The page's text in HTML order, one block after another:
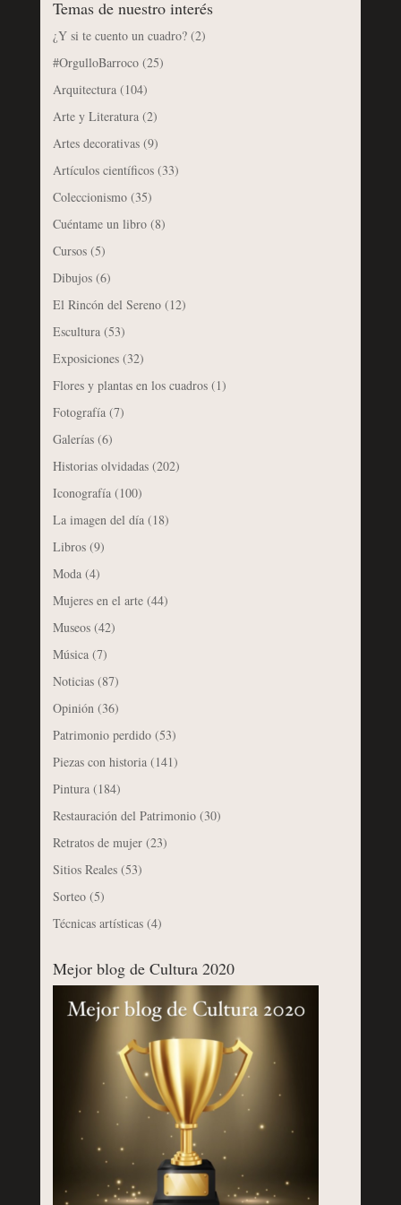
Temas de nuestro interés
¿Y si te cuento un cuadro?(2)
#OrgulloBarroco(25)
Arquitectura(104)
Arte y Literatura(2)
Artes decorativas(9)
Artículos científicos(33)
Coleccionismo(35)
Cuéntame un libro(8)
Cursos(5)
Dibujos(6)
El Rincón del Sereno(12)
Escultura(53)
Exposiciones(32)
Flores y plantas en los cuadros(1)
Fotografía(7)
Galerías(6)
Historias olvidadas(202)
Iconografía(100)
La imagen del día(18)
Libros(9)
Moda(4)
Mujeres en el arte(44)
Museos(42)
Música(7)
Noticias(87)
Opinión(36)
Patrimonio perdido(53)
Piezas con historia(141)
Pintura(184)
Restauración del Patrimonio(30)
Retratos de mujer(23)
Sitios Reales(53)
Sorteo(5)
Técnicas artísticas(4)
Mejor blog de Cultura 2020